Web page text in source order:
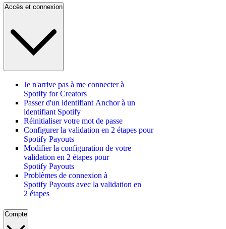
Accès et connexion
Je n'arrive pas à me connecter à
Spotify for Creators
Passer d'un identifiant Anchor à un
identifiant Spotify
Réinitialiser votre mot de passe
Configurer la validation en 2 étapes pour
Spotify Payouts
Modifier la configuration de votre
validation en 2 étapes pour
Spotify Payouts
Problèmes de connexion à
Spotify Payouts avec la validation en
2 étapes
Compte